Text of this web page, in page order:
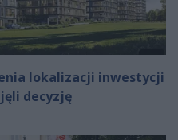
lokalizacji inwestycji
decyzję